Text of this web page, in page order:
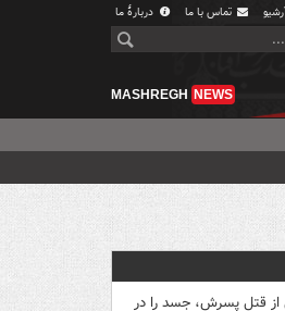
تماس با ما دربارهٔ ما
MASHREGH NEWS
قتل پسرش، جسد را در